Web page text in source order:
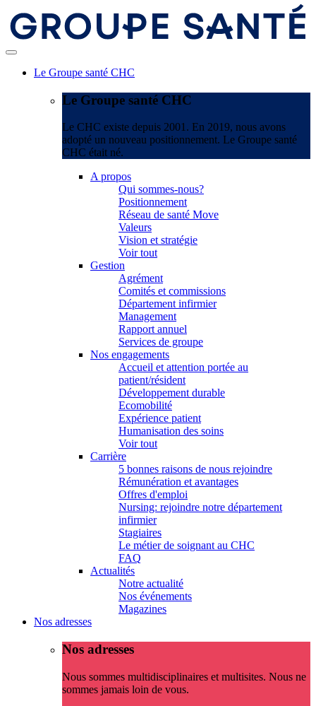
Le Groupe santé CHC
Le Groupe santé CHC
Le CHC existe depuis 2001. En 2019, nous avons
adopté un nouveau positionnement. Le Groupe santé
CHC était né.
A propos
Qui sommes-nous?
Positionnement
Réseau de santé Move
Valeurs
Vision et stratégie
Voir tout
Gestion
Agrément
Comités et commissions
Département infirmier
Management
Rapport annuel
Services de groupe
Nos engagements
Accueil et attention portée au
patient/résident
Développement durable
Ecomobilité
Expérience patient
Humanisation des soins
Voir tout
Carrière
5 bonnes raisons de nous rejoindre
Rémunération et avantages
Offres d'emploi
Nursing: rejoindre notre département
infirmier
Stagiaires
Le métier de soignant au CHC
FAQ
Actualités
Notre actualité
Nos événements
Magazines
Nos adresses
Nos adresses
Nous sommes multidisciplinaires et multisites. Nous ne
sommes jamais loin de vous.